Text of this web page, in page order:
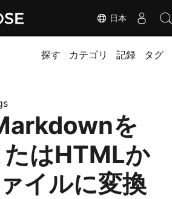
日本
探す カテゴリ 記録 タグ
を
はHTMLか
イルに変換